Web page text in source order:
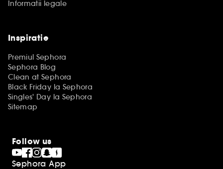
Informatii legale
Inspiratie
Premiul Sephora
Sephora Blog
Clean at Sephora
Black Friday la Sephora
Singles' Day la Sephora
Sitemap
Follow us
Sephora App